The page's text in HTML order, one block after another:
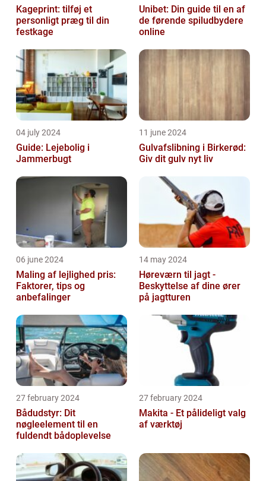
Kageprint: tilføj et
personligt præg til din
festkage
Unibet: Din guide til en af
de førende spiludbydere
online
04 july 2024
Guide: Lejebolig i
Jammerbugt
11 june 2024
Gulvafslibning i Birkerød:
Giv dit gulv nyt liv
06 june 2024
Maling af lejlighed pris:
Faktorer, tips og
anbefalinger
14 may 2024
Høreværn til jagt -
Beskyttelse af dine ører
på jagtturen
27 february 2024
Bådudstyr: Dit
nøgleelement til en
fuldendt bådoplevelse
27 february 2024
Makita - Et pålideligt valg
af værktøj